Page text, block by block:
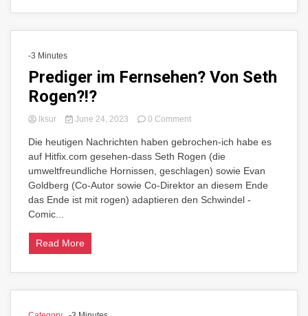
-3 Minutes
Prediger im Fernsehen? Von Seth
Rogen?!?
lksur June 24, 2023 0 Commenton
im
Fernsehen?
Von
Die heutigen Nachrichten haben gebrochen-ich habe es
auf Hitfix.com gesehen-dass Seth Rogen (die
umweltfreundliche Hornissen, geschlagen) sowie Evan
Goldberg (Co-Autor sowie Co-Direktor an diesem Ende
das Ende ist mit rogen) adaptieren den Schwindel -
Comic...
Read More